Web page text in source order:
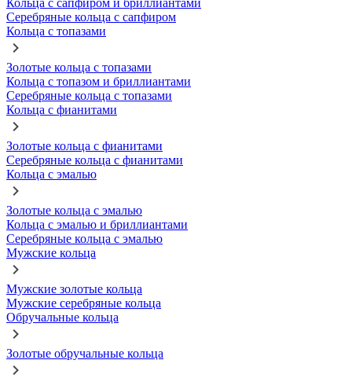
Кольца с сапфиром и бриллиантами
Серебряные кольца с сапфиром
Кольца с топазами
Золотые кольца с топазами
Кольца с топазом и бриллиантами
Серебряные кольца с топазами
Кольца с фианитами
Золотые кольца с фианитами
Серебряные кольца с фианитами
Кольца с эмалью
Золотые кольца с эмалью
Кольца с эмалью и бриллиантами
Серебряные кольца с эмалью
Мужские кольца
Мужские золотые кольца
Мужские серебряные кольца
Обручальные кольца
Золотые обручальные кольца